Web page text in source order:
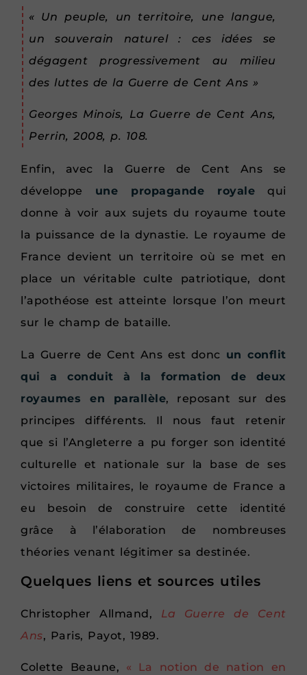
« Un peuple, un territoire, une langue,
un souverain naturel : ces idées se
dégagent progressivement au milieu
des luttes de la Guerre de Cent Ans »
Georges Minois, La Guerre de Cent Ans,
Perrin, 2008, p. 108.
Enfin, avec la Guerre de Cent Ans se
développe une propagande royale qui
donne à voir aux sujets du royaume toute
la puissance de la dynastie. Le royaume de
France devient un territoire où se met en
place un véritable culte patriotique, dont
l’apothéose est atteinte lorsque l’on meurt
sur le champ de bataille.
La Guerre de Cent Ans est donc un conflit
qui a conduit à la formation de deux
royaumes en parallèle, reposant sur des
principes différents. Il nous faut retenir
que si l’Angleterre a pu forger son identité
culturelle et nationale sur la base de ses
victoires militaires, le royaume de France a
eu besoin de construire cette identité
grâce à l’élaboration de nombreuses
théories venant légitimer sa destinée.
Quelques liens et sources utiles
Christopher Allmand, La Guerre de Cent
Ans, Paris, Payot, 1989.
Colette Beaune, « La notion de nation en